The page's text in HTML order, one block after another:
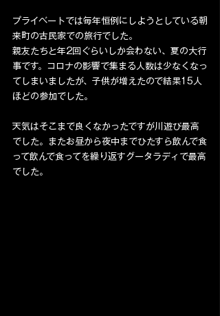
プライベートでは毎年恒例にしようとしている朝
来町の古民家での旅行でした。
親友たちと年2回ぐらいしか会わない、夏の大行
事です。コロナの影響で集まる人数は少なくなっ
てしまいましたが、子供が増えたので結果15人
ほどの参加でした。
天気はそこまで良くなかったですが川遊び最高
でした。またお昼から夜中までひたすら飲んで食
って飲んで食ってを繰り返すグータラディで最高
でした。